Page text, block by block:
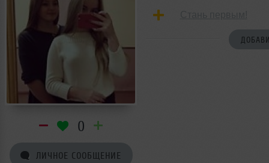
0
ЛИЧНОЕ СООБЩЕНИЕ